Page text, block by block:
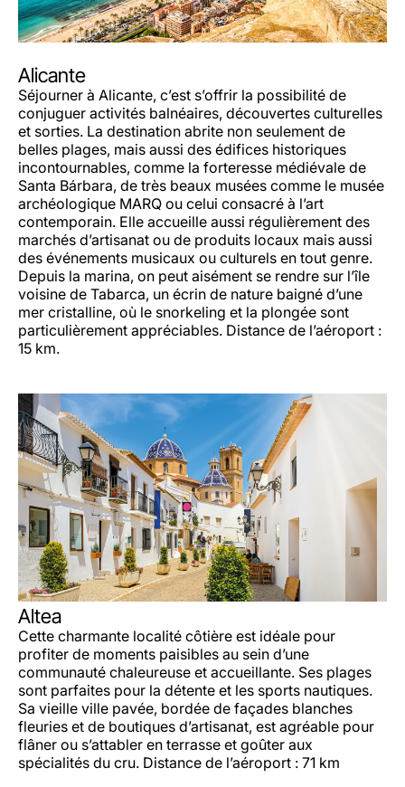
Alicante
Séjourner à Alicante, c’est s’offrir la possibilité de
conjuguer activités balnéaires, découvertes culturelles
et sorties. La destination abrite non seulement de
belles plages, mais aussi des édifices historiques
incontournables, comme la forteresse médiévale de
Santa Bárbara, de très beaux musées comme le musée
archéologique MARQ ou celui consacré à l’art
contemporain. Elle accueille aussi régulièrement des
marchés d’artisanat ou de produits locaux mais aussi
des événements musicaux ou culturels en tout genre.
Depuis la marina, on peut aisément se rendre sur l’île
voisine de Tabarca, un écrin de nature baigné d’une
mer cristalline, où le snorkeling et la plongée sont
particulièrement appréciables. Distance de l’aéroport :
15 km.
Altea
Cette charmante localité côtière est idéale pour
profiter de moments paisibles au sein d’une
communauté chaleureuse et accueillante. Ses plages
sont parfaites pour la détente et les sports nautiques.
Sa vieille ville pavée, bordée de façades blanches
fleuries et de boutiques d’artisanat, est agréable pour
flâner ou s’attabler en terrasse et goûter aux
spécialités du cru. Distance de l’aéroport : 71 km